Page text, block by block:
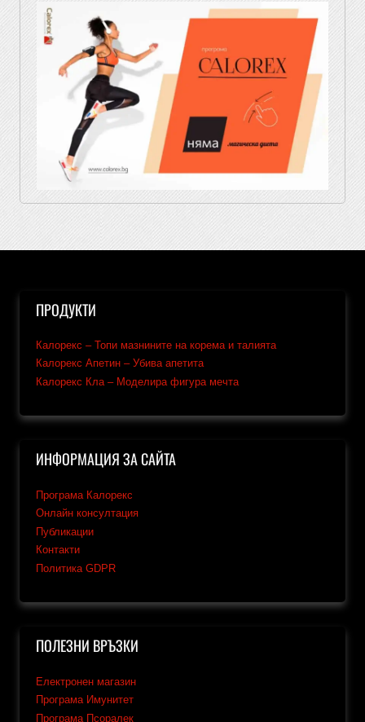
ПРОДУКТИ
Калорекс – Топи мазнините на корема и талията
Калорекс Апетин – Убива апетита
Калорекс Кла – Моделира фигура мечта
ИНФОРМАЦИЯ ЗА САЙТА
Програма Калорекс
Онлайн консултация
Публикации
Контакти
Политика GDPR
ПОЛЕЗНИ ВРЪЗКИ
Електронен магазин
Програма Имунитет
Програма Псоралек